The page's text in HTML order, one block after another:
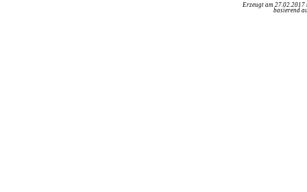
Erzeugt am
basierend